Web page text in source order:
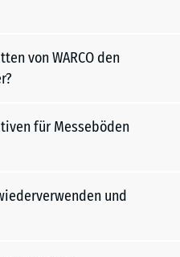
von WARCO den
für Messeböden
und